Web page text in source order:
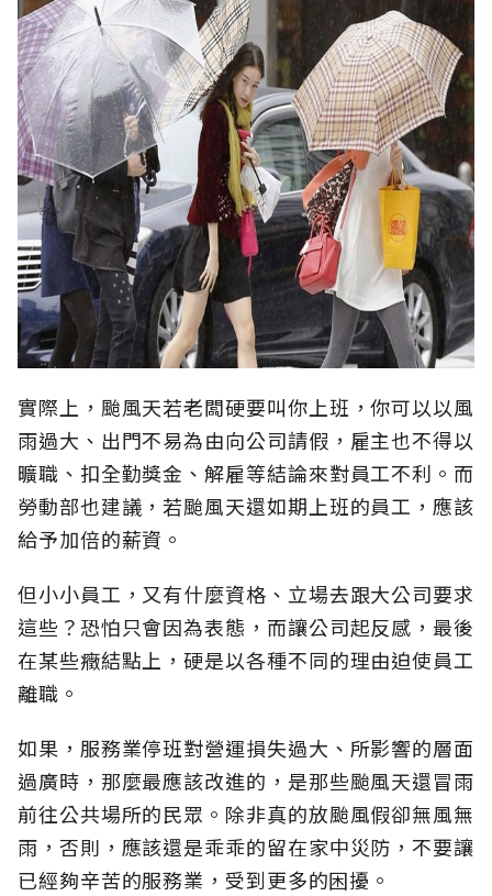
實際上，颱風天若老闆硬要叫你上班，你可以以風
雨過大、出門不易為由向公司請假，雇主也不得以
曠職、扣全勤獎金、解雇等結論來對員工不利。而
勞動部也建議，若颱風天還如期上班的員工，應該
給予加倍的薪資。
但小小員工，又有什麼資格、立場去跟大公司要求
這些？恐怕只會因為表態，而讓公司起反感，最後
在某些癥結點上，硬是以各種不同的理由迫使員工
離職。
如果，服務業停班對營運損失過大、所影響的層面
過廣時，那麼最應該改進的，是那些颱風天還冒雨
前往公共場所的民眾。除非真的放颱風假卻無風無
雨，否則，應該還是乖乖的留在家中災防，不要讓
已經夠辛苦的服務業，受到更多的困擾。